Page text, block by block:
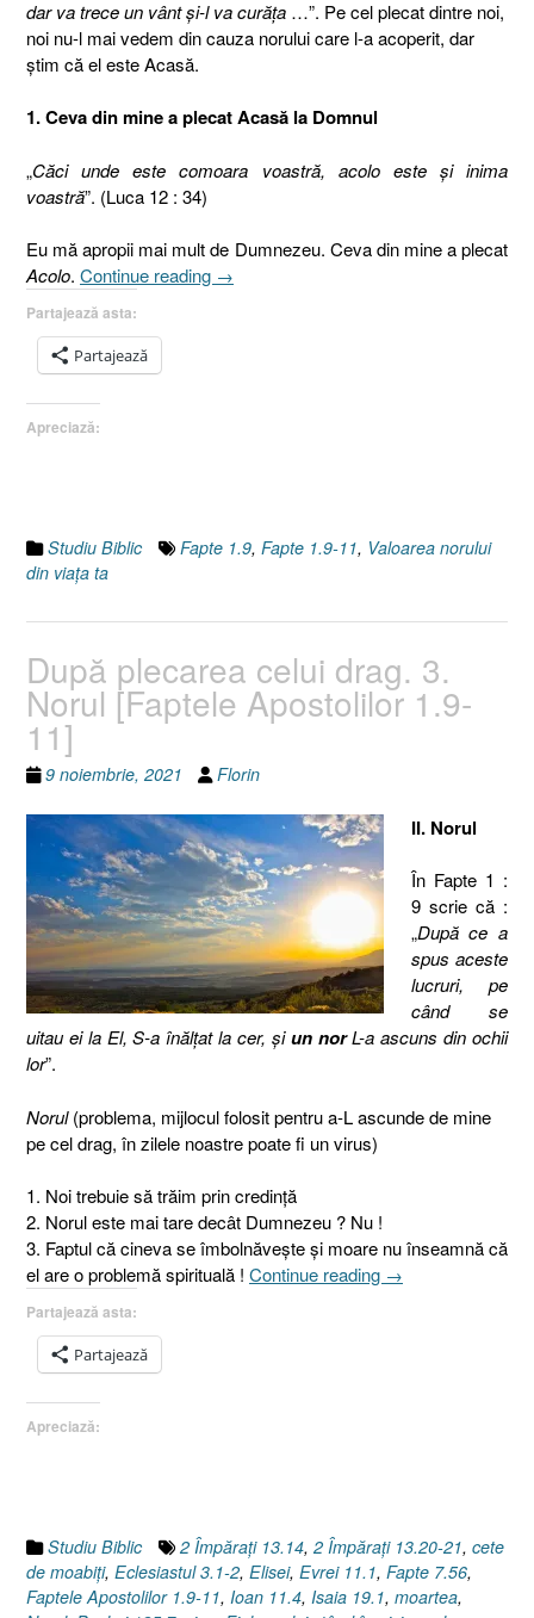
dar va trece un vânt şi-l va curăţa …”. Pe cel plecat dintre noi,
noi nu-l mai vedem din cauza norului care l-a acoperit, dar
ştim că el este Acasă.
1. Ceva din mine a plecat Acasă la Domnul
„Căci unde este comoara voastră, acolo este şi inima
voastră”. (Luca 12 : 34)
Eu mă apropii mai mult de Dumnezeu. Ceva din mine a plecat
Acolo. Continue reading „După
[Faptele
Apostolilor
11]”
→
Partajează asta:
Partajează
Apreciază:
Studiu Biblic Fapte 1.9, Fapte 1.9-11, Valoarea norului
din viaţa ta
După plecarea celui drag. 3.
Norul [Faptele Apostolilor 1.9-
11]
9 noiembrie, 2021 Florin
II. Norul
În Fapte 1 :
9 scrie că :
„După ce a
spus aceste
lucruri, pe
când se
uitau ei la El, S-a înălţat la cer, şiun norL-a ascuns din ochii
lor”.
Norul(problema, mijlocul folosit pentru a-L ascunde de mine
pe cel drag, în zilele noastre poate fi un virus)
1. Noi trebuie să trăim prin credinţă
2. Norul este mai tare decât Dumnezeu ? Nu !
3. Faptul că cineva se îmbolnăveşte şi moare nu înseamnă că
el are o problemă spirituală ! Continue reading „După
→
Partajează asta:
Partajează
Apreciază:
Studiu Biblic 2 Împăraţi 13.14, 2 Împăraţi 13.20-21, cete
de moabiţi, Eclesiastul 3.1-2, Elisei, Evrei 11.1, Fapte 7.56,
Faptele Apostolilor 1.9-11, Ioan 11.4, Isaia 19.1, moartea,